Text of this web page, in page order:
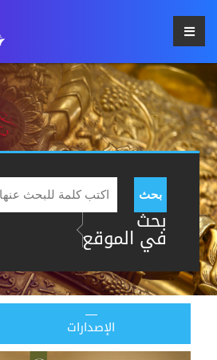
بحث
بحث
في الموقع
الإصدارات